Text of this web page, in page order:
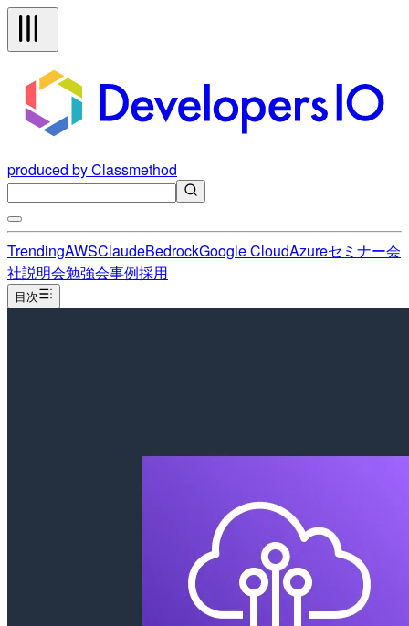
produced by Classmethod
TrendingAWSClaudeBedrockGoogle CloudAzureセミナー会
社説明会勉強会事例採用
目次